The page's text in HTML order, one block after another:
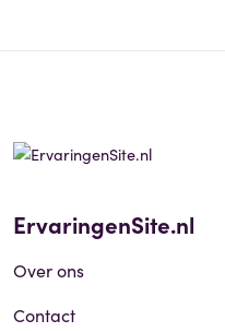
ErvaringenSite.nl
Over ons
Contact